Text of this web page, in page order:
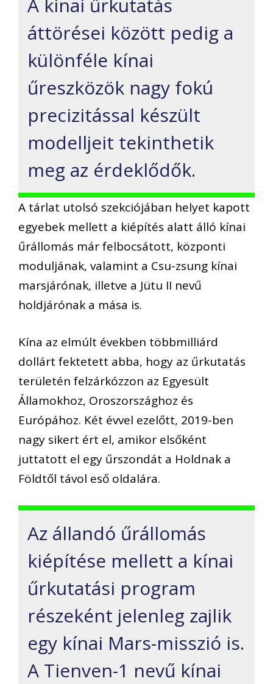
A kínai űrkutatás
áttörései között pedig a
különféle kínai
űreszközök nagy fokú
precizitással készült
modelljeit tekinthetik
meg az érdeklődők.
A tárlat utolsó szekciójában helyet kapott
egyebek mellett a kiépítés alatt álló kínai
űrállomás már felbocsátott, központi
moduljának, valamint a Csu-zsung kínai
marsjárónak, illetve a Jütu II nevű
holdjárónak a mása is.
Kína az elmúlt években többmilliárd
dollárt fektetett abba, hogy az űrkutatás
területén felzárkózzon az Egyesült
Államokhoz, Oroszországhoz és
Európához. Két évvel ezelőtt, 2019-ben
nagy sikert ért el, amikor elsőként
juttatott el egy űrszondát a Holdnak a
Földtől távol eső oldalára.
Az állandó űrállomás
kiépítése mellett a kínai
űrkutatási program
részeként jelenleg zajlik
egy kínai Mars-misszió is.
A Tienven-1 nevű kínai